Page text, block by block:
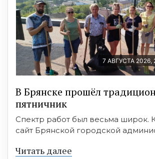
7 АВГУСТА 2026,
В Брянске прошёл
пятничник
Спектр работ был весьма широк.
сайт Брянской городской
Читать далее